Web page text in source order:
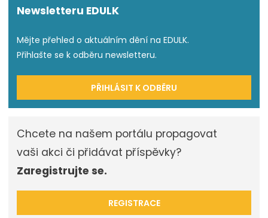
Newsletteru EDULK
Mějte přehled o aktuálním dění na EDULK.
Přihlašte se k odběru newsletteru.
PŘIHLÁSIT K ODBĚRU
Chcete na našem portálu propagovat
vaši akci či přidávat příspěvky?
Zaregistrujte se.
REGISTRACE